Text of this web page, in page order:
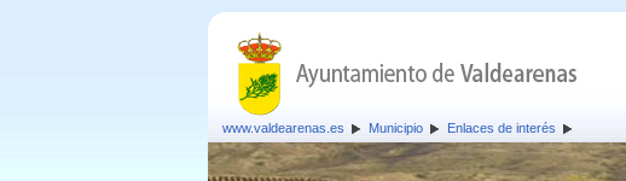
www.valdearenas.es Municipio Enlaces de interés